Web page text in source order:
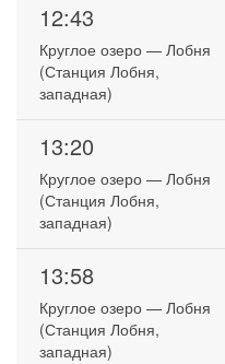
12:43
Круглое озеро — Лобня
(Станция Лобня,
западная)
13:20
Круглое озеро — Лобня
(Станция Лобня,
западная)
13:58
Круглое озеро — Лобня
(Станция Лобня,
западная)